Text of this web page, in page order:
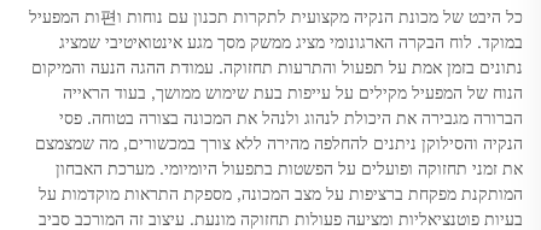
כל היבט של מכונת הנקיה מקצועית לתקרות תכנון עם נוחות ו편ות המפעיל
במוקד. לוח הבקרה הארגונומי מציג ממשק מסך מגע אינטואיטיבי שמציג
נתונים בזמן אמת על תפעול והתרעות תחזוקה. עמודת ההגה הנעה והמיקום
הנוח של המפעיל מקילים על עייפות בעת שימוש ממושך, בעוד הראייה
הברורה מגבירה את היכולת לנהוג ולנהל את המכונה בצורה בטוחה. פסי
הנקיה והסילוקן ניתנים להחלפה מהירה ללא צורך במכשורים, מה שמצמצם
את זמני תחזוקה ופועלים על הפשטות בתפעול היומיומי. מערכת האבחון
המותקנת מפקחת ברציפות על מצב המכונה, מספקת התראות מוקדמות על
בעיות פוטנציאליות ומציעה פעולות תחזוקה מונעת. עיצוב זה המורכב סביב